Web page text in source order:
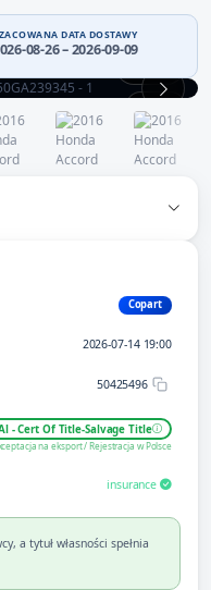
DATA DOSTAWY
08-26 – 2026-09-09
Copart
2026-07-14 19:00
50425496
- Cert Of Title-Salvage Title
na eksport / Rejestracja w Polsce
insurance
a tytuł własności spełnia